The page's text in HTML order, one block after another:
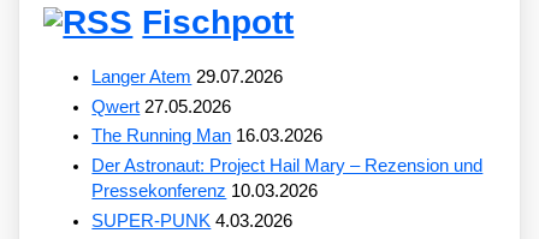
Fischpott
Langer Atem 29.07.2026
Qwert 27.05.2026
The Running Man 16.03.2026
Der Astronaut: Project Hail Mary – Rezension und
Pressekonferenz 10.03.2026
SUPER-PUNK 4.03.2026